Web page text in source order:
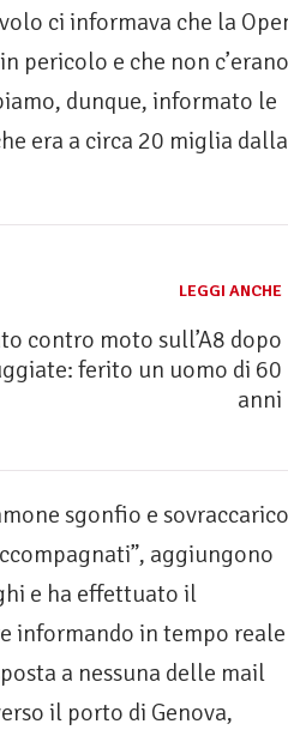
ci informava che la
pericolo e che non c’erano
dunque, informato le
era a circa 20 miglia dalla
LEGGI ANCHE
contro moto sull’A8 dopo
ferito un uomo di 60
anni
sgonfio e sovraccarico
aggiungono
e ha effettuato il
informando in tempo reale
a nessuna delle mail
il porto di Genova,